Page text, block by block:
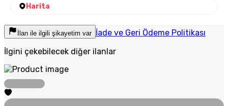
Harita
İlan ile ilgili şikayetim var İade ve Geri Ödeme Politikası
İlgini çekebilecek diğer ilanlar